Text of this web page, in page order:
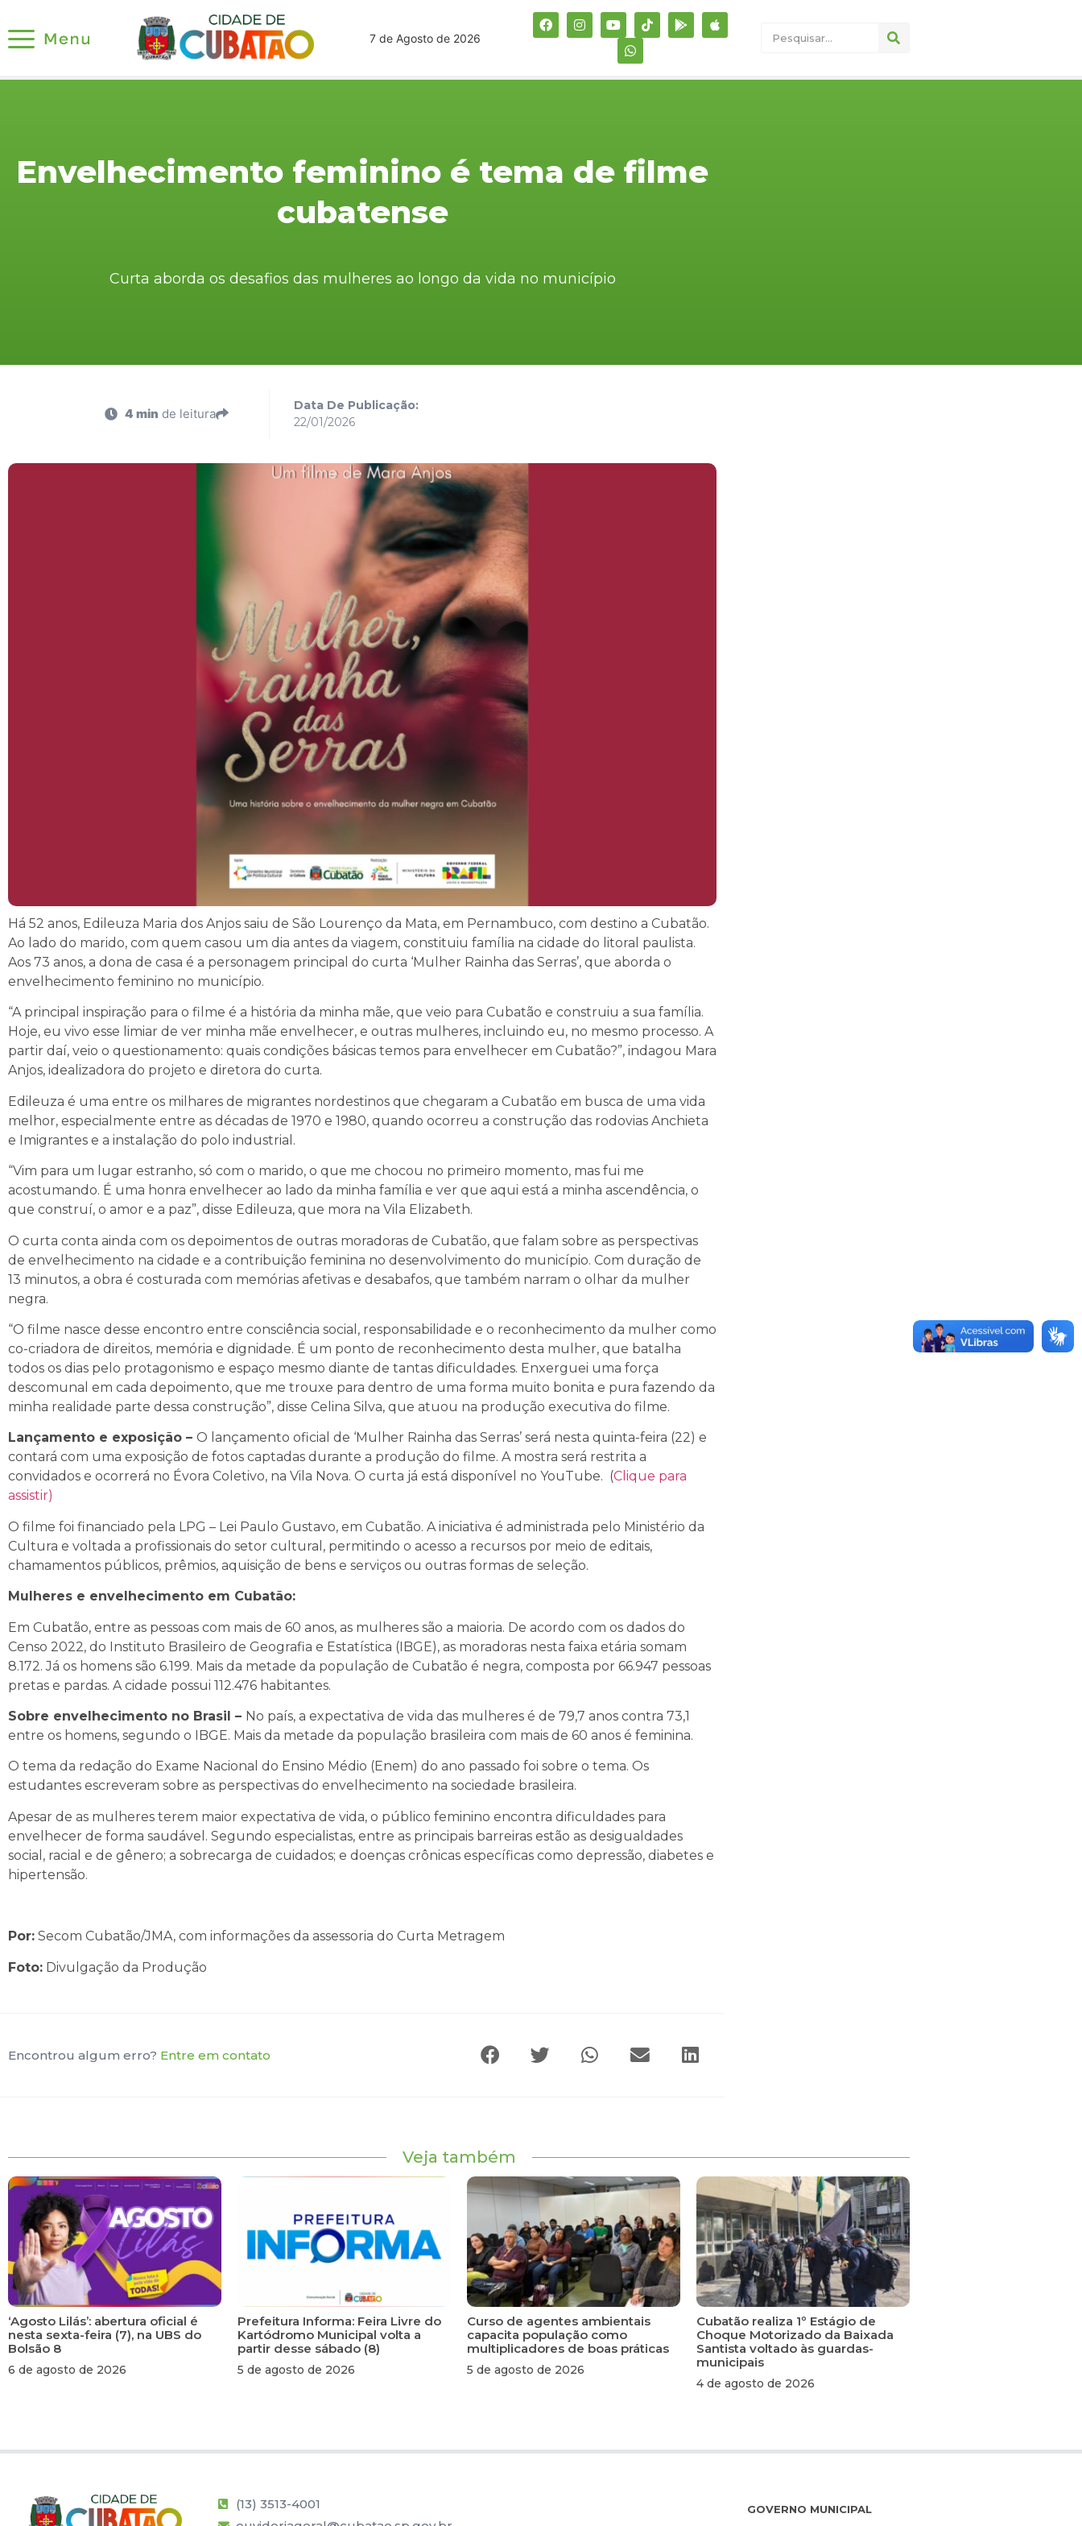
7 de Agosto de 2026
Envelhecimento feminino é tema de filme
cubatense
Curta aborda os desafios das mulheres ao longo da vida no município
4 min de leitura
Data De Publicação:
22/01/2026
Há 52 anos, Edileuza Maria dos Anjos saiu de São Lourenço da Mata, em Pernambuco, com destino a Cubatão.
Ao lado do marido, com quem casou um dia antes da viagem, constituiu família na cidade do litoral paulista.
Aos 73 anos, a dona de casa é a personagem principal do curta ‘Mulher Rainha das Serras’, que aborda o
envelhecimento feminino no município.
“A principal inspiração para o filme é a história da minha mãe, que veio para Cubatão e construiu a sua família.
Hoje, eu vivo esse limiar de ver minha mãe envelhecer, e outras mulheres, incluindo eu, no mesmo processo. A
partir daí, veio o questionamento: quais condições básicas temos para envelhecer em Cubatão?”, indagou Mara
Anjos, idealizadora do projeto e diretora do curta.
Edileuza é uma entre os milhares de migrantes nordestinos que chegaram a Cubatão em busca de uma vida
melhor, especialmente entre as décadas de 1970 e 1980, quando ocorreu a construção das rodovias Anchieta
e Imigrantes e a instalação do polo industrial.
“Vim para um lugar estranho, só com o marido, o que me chocou no primeiro momento, mas fui me
acostumando. É uma honra envelhecer ao lado da minha família e ver que aqui está a minha ascendência, o
que construí, o amor e a paz”, disse Edileuza, que mora na Vila Elizabeth.
O curta conta ainda com os depoimentos de outras moradoras de Cubatão, que falam sobre as perspectivas
de envelhecimento na cidade e a contribuição feminina no desenvolvimento do município. Com duração de
13 minutos, a obra é costurada com memórias afetivas e desabafos, que também narram o olhar da mulher
negra.
“O filme nasce desse encontro entre consciência social, responsabilidade e o reconhecimento da mulher como
co-criadora de direitos, memória e dignidade. É um ponto de reconhecimento desta mulher, que batalha
todos os dias pelo protagonismo e espaço mesmo diante de tantas dificuldades. Enxerguei uma força
descomunal em cada depoimento, que me trouxe para dentro de uma forma muito bonita e pura fazendo da
minha realidade parte dessa construção”, disse Celina Silva, que atuou na produção executiva do filme.
Lançamento e exposição – O lançamento oficial de ‘Mulher Rainha das Serras’ será nesta quinta-feira (22) e
contará com uma exposição de fotos captadas durante a produção do filme. A mostra será restrita a
convidados e ocorrerá no Évora Coletivo, na Vila Nova. O curta já está disponível no YouTube. (Clique para
assistir)
O filme foi financiado pela LPG – Lei Paulo Gustavo, em Cubatão. A iniciativa é administrada pelo Ministério da
Cultura e voltada a profissionais do setor cultural, permitindo o acesso a recursos por meio de editais,
chamamentos públicos, prêmios, aquisição de bens e serviços ou outras formas de seleção.
Mulheres e envelhecimento em Cubatão:
Em Cubatão, entre as pessoas com mais de 60 anos, as mulheres são a maioria. De acordo com os dados do
Censo 2022, do Instituto Brasileiro de Geografia e Estatística (IBGE), as moradoras nesta faixa etária somam
8.172. Já os homens são 6.199. Mais da metade da população de Cubatão é negra, composta por 66.947 pessoas
pretas e pardas. A cidade possui 112.476 habitantes.
Sobre envelhecimento no Brasil – No país, a expectativa de vida das mulheres é de 79,7 anos contra 73,1
entre os homens, segundo o IBGE. Mais da metade da população brasileira com mais de 60 anos é feminina.
O tema da redação do Exame Nacional do Ensino Médio (Enem) do ano passado foi sobre o tema. Os
estudantes escreveram sobre as perspectivas do envelhecimento na sociedade brasileira.
Apesar de as mulheres terem maior expectativa de vida, o público feminino encontra dificuldades para
envelhecer de forma saudável. Segundo especialistas, entre as principais barreiras estão as desigualdades
social, racial e de gênero; a sobrecarga de cuidados; e doenças crônicas específicas como depressão, diabetes e
hipertensão.
Por: Secom Cubatão/JMA, com informações da assessoria do Curta Metragem
Foto: Divulgação da Produção
Encontrou algum erro? Entre em contato
Veja também
‘Agosto Lilás’: abertura oficial é
nesta sexta-feira (7), na UBS do
Bolsão 8
6 de agosto de 2026
Prefeitura Informa: Feira Livre do
Kartódromo Municipal volta a
partir desse sábado (8)
5 de agosto de 2026
Curso de agentes ambientais
capacita população como
multiplicadores de boas práticas
5 de agosto de 2026
Cubatão realiza 1º Estágio de
Choque Motorizado da Baixada
Santista voltado às guardas-
municipais
4 de agosto de 2026
(13) 3513-4001
GOVERNO MUNICIPAL